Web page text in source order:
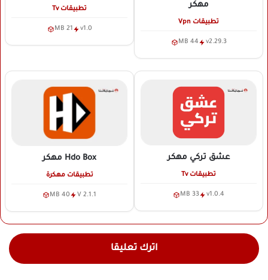
مهكر
تطبيقات Vpn
v2.29.3
44 MB
تطبيقات Tv
v1.0
21 MB
عشق تركي مهكر
تطبيقات Tv
v1.0.4
33 MB
Hdo Box مهكر
تطبيقات مهكرة
V 2.1.1
40 MB
اترك تعليقا